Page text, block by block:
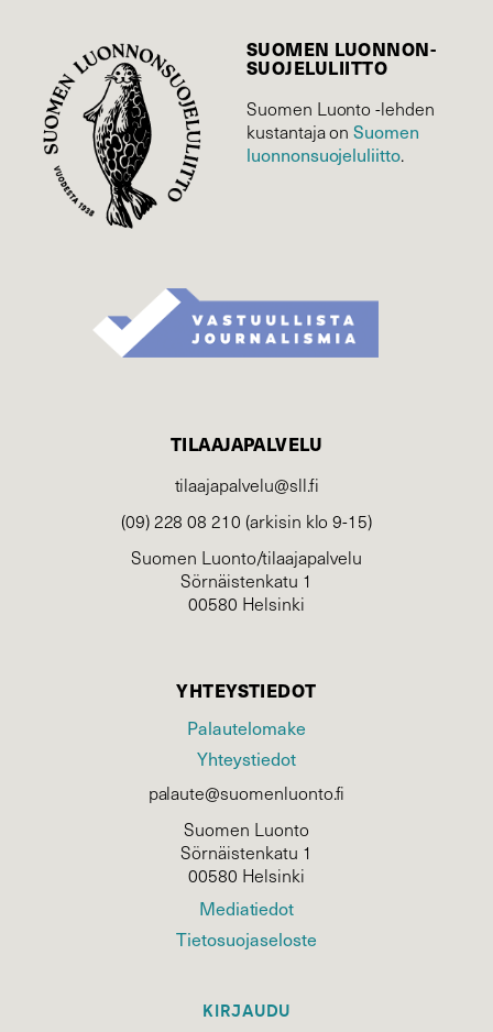
SUOMEN LUONNON­
SUOJELU­LIITTO
Suomen Luonto -lehden
kustantaja onSuomen
luonnonsuojelu­liitto.
TILAAJAPALVELU
tilaajapalvelu@sll.fi
(09) 228 08 210 (arkisin klo 9-15)
Suomen Luonto/tilaajapalvelu
Sörnäistenkatu 1
00580 Helsinki
YHTEYSTIEDOT
Palautelomake
Yhteystiedot
palaute@suomenluonto.fi
Suomen Luonto
Sörnäistenkatu 1
00580 Helsinki
Mediatiedot
Tietosuojaseloste
KIRJAUDU